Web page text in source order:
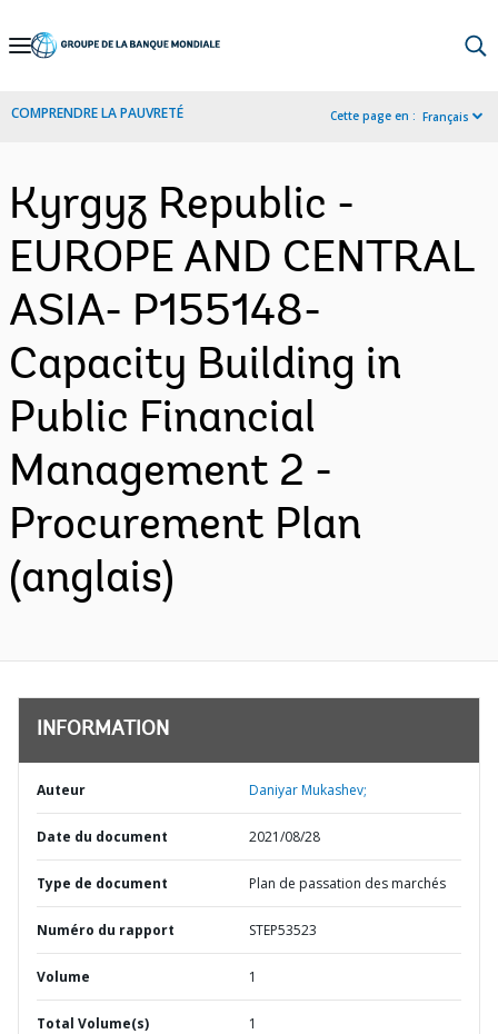
Skip
Navigation
COMPRENDRE LA PAUVRETÉ Cette page en : Français
Kyrgyz Republic -
EUROPE AND CENTRAL
ASIA- P155148-
Capacity Building in
Public Financial
Management 2 -
Procurement Plan
(anglais)
INFORMATION
Auteur Daniyar Mukashev;
Date du document 2021/08/28
Type de document Plan de passation des marchés
Numéro du rapport STEP53523
Volume 1
Total Volume(s) 1